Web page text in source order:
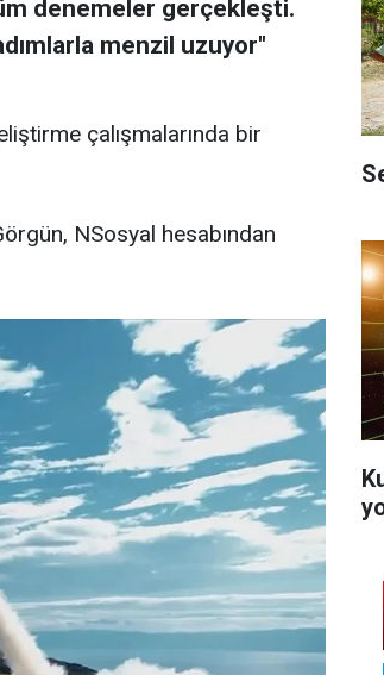
denemeler gerçekleşti.
menzil uzuyor"
çalışmalarında bir
NSosyal hesabından